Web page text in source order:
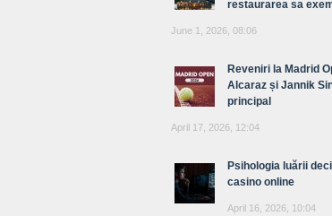
restaurarea sa
June 1, 2026, 08:06
Reveniri la Madrid
Alcaraz și Jannik
principal
April 17, 2026, 12:04
Psihologia luării
casino online
April 16, 2026, 10:04